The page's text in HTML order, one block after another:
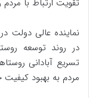
تقویت ارتباط با مردم
نماینده عالی دولت
در روند توسعه
تسریع آبادانی
مردم به بهبود